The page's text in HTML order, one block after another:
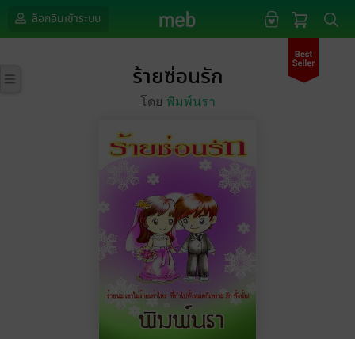
ล็อกอินเข้าระบบ
ร้ายซ่อนรัก
โดย พิมพ์นรา